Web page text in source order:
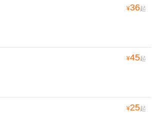
¥36起
¥45起
¥25起